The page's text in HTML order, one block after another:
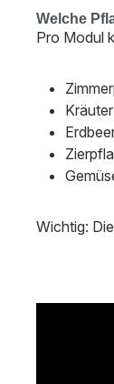
Welche
Pro Modul
Wichtig: